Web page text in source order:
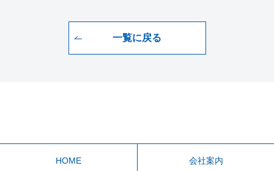
一覧に戻る
HOME 会社案内